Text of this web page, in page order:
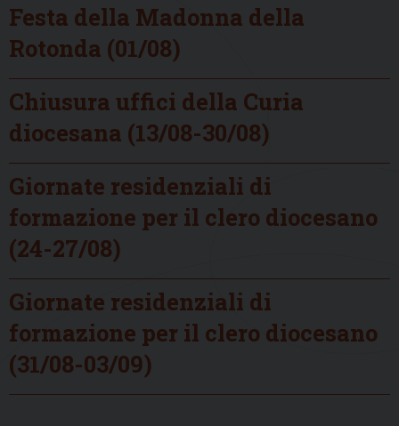
Festa della Madonna della
Rotonda (01/08)
Chiusura uffici della Curia
diocesana (13/08-30/08)
Giornate residenziali di
formazione per il clero diocesano
(24-27/08)
Giornate residenziali di
formazione per il clero diocesano
(31/08-03/09)